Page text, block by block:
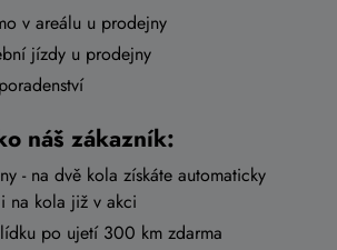
v areálu u prodejny
jízdy u prodejny
náš zákazník:
- na dvě kola získáte automaticky
na kola již v akci
po ujetí 300 km zdarma